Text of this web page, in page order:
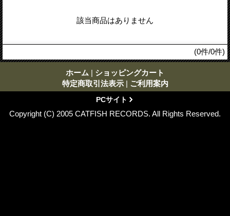
該当商品はありません
(0件/0件)
ホーム | ショッピングカート
特定商取引法表示 | ご利用案内
PCサイト
Copyright (C) 2005 CATFISH RECORDS. All Rights Reserved.